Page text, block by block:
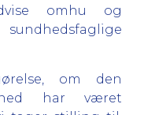
omhu og
om den
har været